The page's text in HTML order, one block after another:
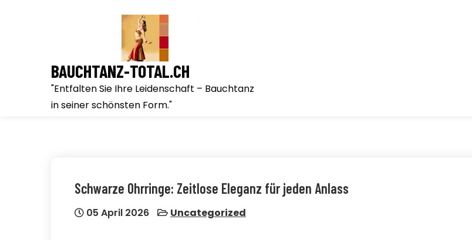
BAUCHTANZ-TOTAL.CH
"Entfalten Sie Ihre Leidenschaft – Bauchtanz
in seiner schönsten Form."
Schwarze Ohrringe: Zeitlose Eleganz für jeden Anlass
05 April 2026 Uncategorized